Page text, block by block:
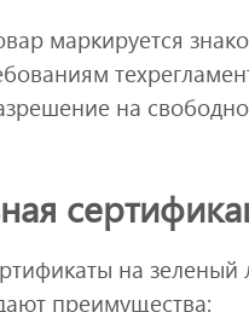
маркируется
на
на зеленый
преимущества: